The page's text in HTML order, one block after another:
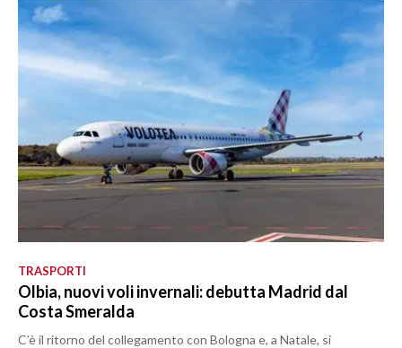
TRASPORTI
Olbia, nuovi voli invernali: debutta Madrid dal
Costa Smeralda
C’è il ritorno del collegamento con Bologna e, a Natale, si